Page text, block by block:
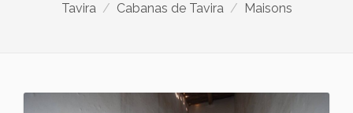
Tavira Cabanas de Tavira Maisons